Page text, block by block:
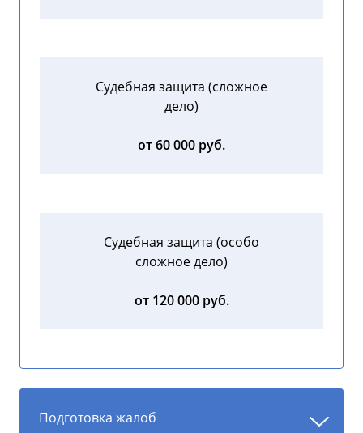
Судебная защита (сложное
дело)
от 60 000 руб.
Судебная защита (особо
сложное дело)
от 120 000 руб.
Подготовка жалоб